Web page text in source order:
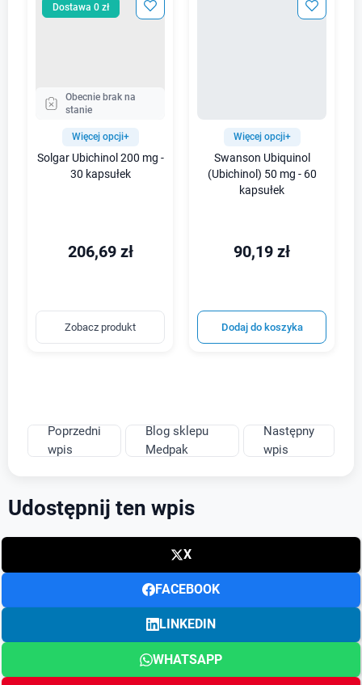
Obecnie brak na
stanie
Dostawa 0 zł
Więcej opcji+
Solgar Ubichinol 200 mg -
30 kapsułek
206,69 zł
Zobacz produkt
Więcej opcji+
Swanson Ubiquinol
(Ubichinol) 50 mg - 60
kapsułek
90,19 zł
Dodaj do koszyka
Poprzedni
wpis
Blog sklepu
Medpak
Następny
wpis
Udostępnij ten wpis
X
FACEBOOK
LINKEDIN
WHATSAPP